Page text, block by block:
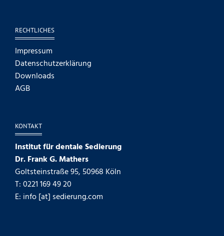
RECHTLICHES
Impressum
Datenschutzerklärung
Downloads
AGB
KONTAKT
Institut für dentale Sedierung
Dr. Frank G. Mathers
Goltsteinstraße 95, 50968 Köln
T: 0221 169 49 20
E: info [at] sedierung.com